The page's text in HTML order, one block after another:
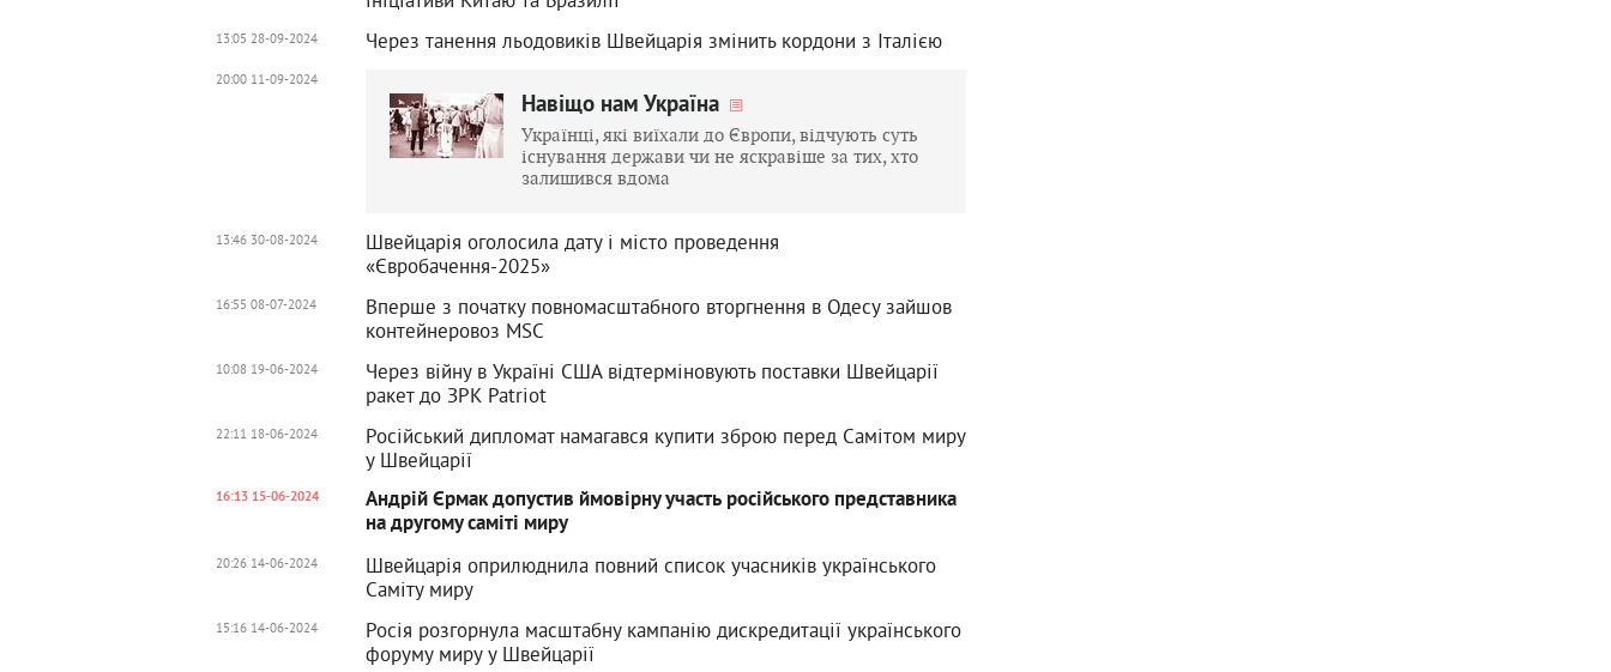
13:05 28-09-2024 Через танення льодовиків Швейцарія змінить кордони з Італією
20:00 11-09-2024
Навіщо нам Україна
Українці, які виїхали до Європи, відчують суть
існування держави чи не яскравіше за тих, хто
залишився вдома
13:46 30-08-2024
Швейцарія оголосила дату і місто проведення
«Євробачення-2025»
16:55 08-07-2024
Вперше з початку повномасштабного вторгнення в Одесу зайшов
контейнеровоз MSC
10:08 19-06-2024
Через війну в Україні США відтерміновують поставки Швейцарії
ракет до ЗРК Patriot
22:11 18-06-2024
Російський дипломат намагався купити зброю перед Самітом миру
у Швейцарії
16:13 15-06-2024
Андрій Єрмак допустив ймовірну участь російського представника
на другому саміті миру
20:26 14-06-2024
Швейцарія оприлюднила повний список учасників українського
Саміту миру
15:16 14-06-2024
Росія розгорнула масштабну кампанію дискредитації українського
форуму миру у Швейцарії